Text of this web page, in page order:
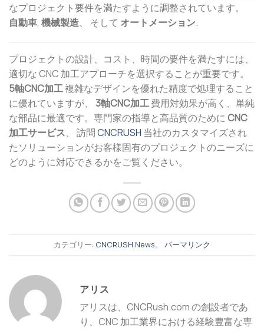
なプロジェクト要件を満たすように調整されています。
自動車, 機械製造、 そして オートメーション.
プロジェクトの設計、コスト、時間の要件を満たすには、
適切な CNC 加工アプローチを選択することが重要です。
5軸CNC加工複雑なデザインを優れた精度で処理すること
に優れていますが、 3軸CNC加工費用対効果が高く、単純
な部品に最適です。専門家の指導と高品質のためにCNC
加工サービス、 訪問CNCRUSH 当社のカスタマイズされ
たソリューションがお客様固有のプロジェクトのニーズに
どのように対応できるかをご覧ください。
カテゴリー: CNCRUSH News。 パーマリンク
アリス
アリスは、CNCRush.com の創設者であ
り、CNC 加工業界における経験豊富な専